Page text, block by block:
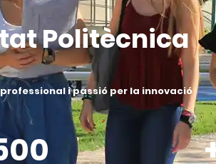
Politècnica
i passió per la innovació